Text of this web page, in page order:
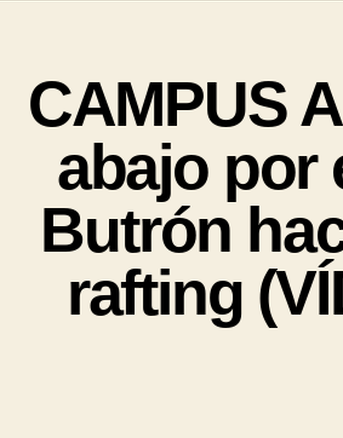
CAMPUS
abajo por
Butrón
rafting